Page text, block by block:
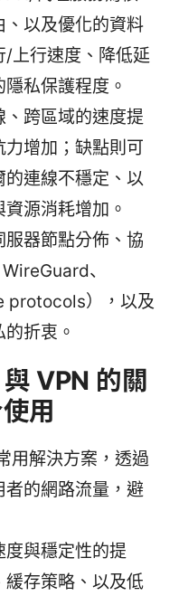
、以及優化的資料
上行速度、降低延
私保護程度。
跨區域的速度提
增加；缺點則可
連線不穩定、以
源消耗增加。
器節點分佈、協
、
），以及
折衷。
VPN 的關
用
用解決方案，透過
者的網路流量，避
與穩定性的提
緩存策略、以及低